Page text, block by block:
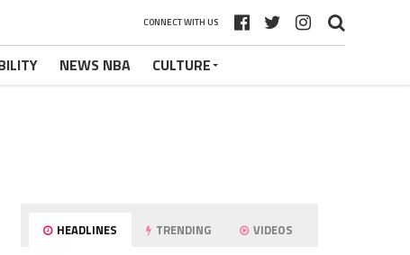
CONNECT WITH US
NEWS NBA CULTURE
HEADLINES TRENDING VIDEOS